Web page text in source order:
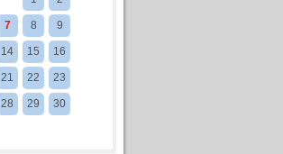
7 8 9
14 15 16
21 22 23
28 29 30